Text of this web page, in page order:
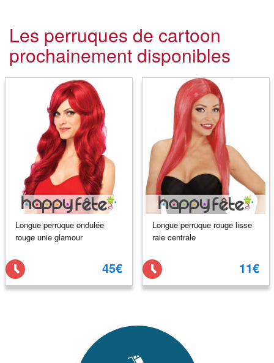
Les perruques de cartoon
prochainement disponibles
Longue perruque ondulée
rouge unie glamour
45€
Longue perruque rouge lisse
raie centrale
11€